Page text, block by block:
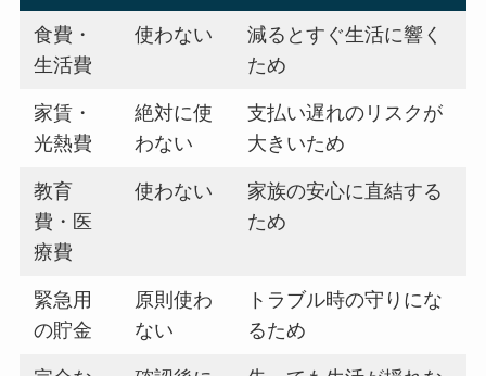
食費・
生活費
使わない
減るとすぐ生活に響く
ため
家賃・
光熱費
絶対に使
わない
支払い遅れのリスクが
大きいため
教育
費・医
療費
使わない
家族の安心に直結する
ため
緊急用
の貯金
原則使わ
ない
トラブル時の守りにな
るため